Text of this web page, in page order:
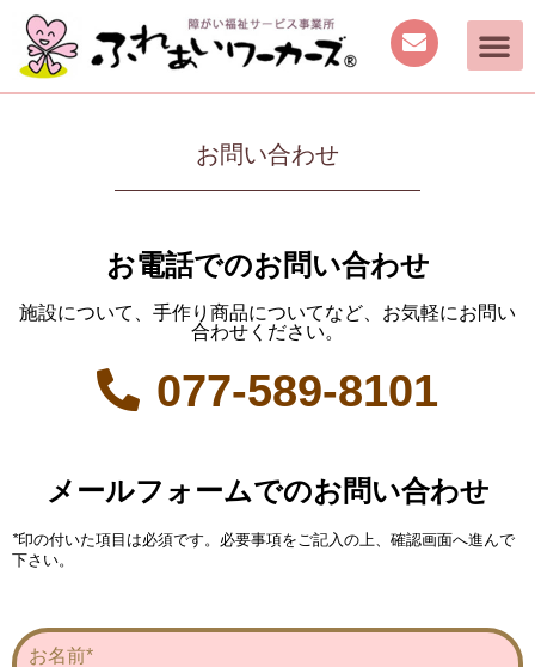
お問い合わせ
お電話でのお問い合わせ
施設について、手作り商品についてなど、お気軽にお問い
合わせください。
077-589-8101
メールフォームでのお問い合わせ
*印の付いた項目は必須です。必要事項をご記入の上、確認画面へ進んで
下さい。
お名前*